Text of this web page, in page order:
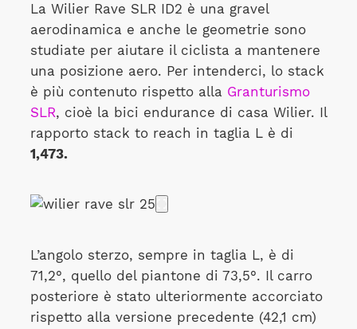
La Wilier Rave SLR ID2 è una gravel
aerodinamica e anche le geometrie sono
studiate per aiutare il ciclista a mantenere
una posizione aero. Per intenderci, lo stack
è più contenuto rispetto alla Granturismo
SLR, cioè la bici endurance di casa Wilier. Il
rapporto stack to reach in taglia L è di
1,473.
L’angolo sterzo, sempre in taglia L, è di
71,2°, quello del piantone di 73,5°. Il carro
posteriore è stato ulteriormente accorciato
rispetto alla versione precedente (42,1 cm)